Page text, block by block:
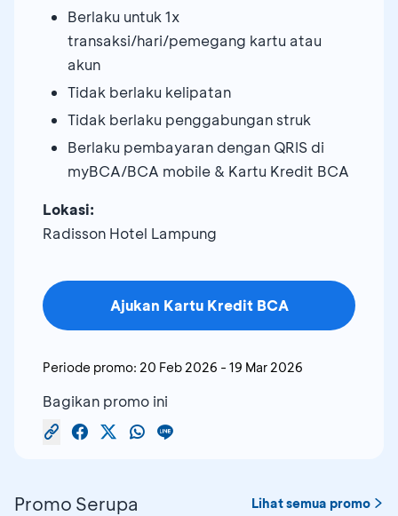
Berlaku untuk 1x
transaksi/hari/pemegang kartu atau
akun
Tidak berlaku kelipatan
Tidak berlaku penggabungan struk
Berlaku pembayaran dengan QRIS di
myBCA/BCA mobile & Kartu Kredit BCA
Lokasi:
Radisson Hotel Lampung
Ajukan Kartu Kredit BCA
Periode promo: 20 Feb 2026 - 19 Mar 2026
Bagikan promo ini
Promo Serupa Lihat semua promo